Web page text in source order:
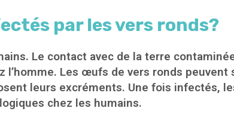
par les vers ronds?
Le contact avec de la terre
Les œufs de vers ronds peuvent
leurs excréments. Une fois infectés,
chez les humains.